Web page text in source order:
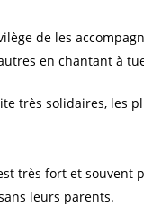
de les
en chantant à
très solidaires, les
très fort et souvent
leurs parents.